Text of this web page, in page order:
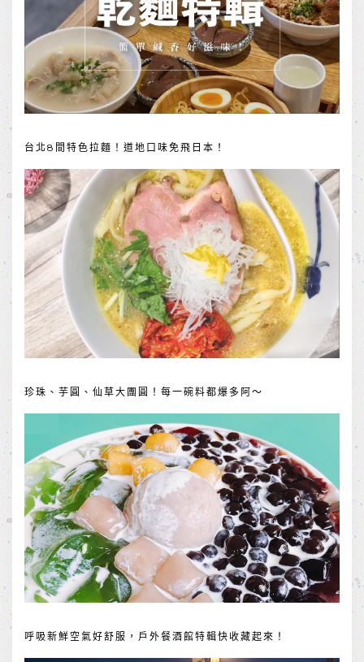
台北8間特色拉麵！道地口味免飛日本！
珍珠、芋圓、仙草大團圓！每一碗料都爆多阿～
呼吸新鮮空氣好舒服，戶外餐酒館特輯快收藏起來！